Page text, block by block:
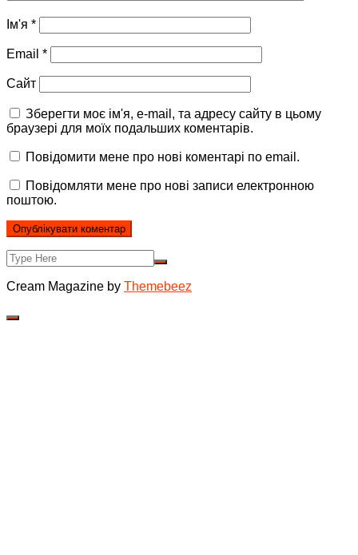
Ім'я *
Email *
Сайт
Зберегти моє ім'я, e-mail, та адресу сайту в цьому
браузері для моїх подальших коментарів.
Повідомити мене про нові коментарі по email.
Повідомляти мене про нові записи електронною
поштою.
Cream Magazine by Themebeez